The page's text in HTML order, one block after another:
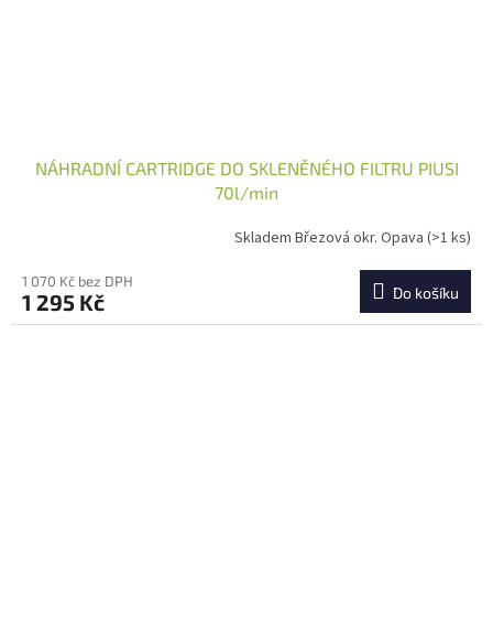
NÁHRADNÍ CARTRIDGE DO SKLENĚNÉHO FILTRU PIUSI
70l/min
Skladem Březová okr. Opava (>1 ks)
1 070 Kč bez DPH
1 295 Kč Do košíku